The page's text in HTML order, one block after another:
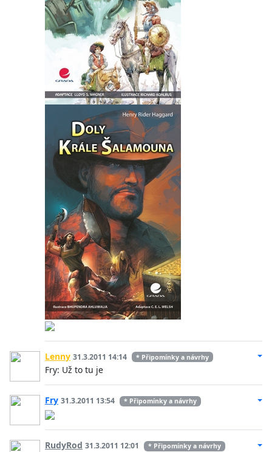
Lenny 31.3.2011 14:14 * Připomínky a návrhy
Fry: Už to tu je
Fry 31.3.2011 13:54 * Připomínky a návrhy
RudyRod 31.3.2011 12:01 * Připomínky a návrhy